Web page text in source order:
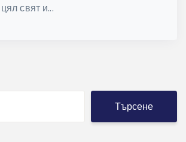
свят и...
Търсене